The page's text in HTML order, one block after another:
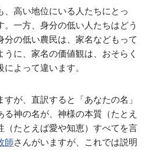
、高い地位にいる人たちにとっ
一方、身分の低い人たちはどう
分の低い農民は、家名などもって
に、家名の価値観は、おそらく
よって違います。
すが、直訳すると「あなたの名」
神の名が、神様の本質（たとえ
（たとえば愛や知恵）すべてを言
師さんがいますが、これでは説明